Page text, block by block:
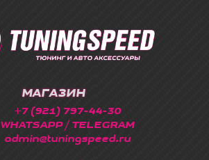
МАГАЗИН
+7 (921) 797-44-30
WHATSAPP / TELEGRAM
admin@tuningspeed.ru